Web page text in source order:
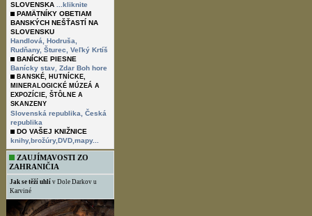
SLOVENSKA
...kliknite
PAMÄTNÍKY OBETIAM
BANSKÝCH NEŠŤASTÍ NA
SLOVENSKU
Handlová,
Hodruša,
Rudňany, Šturec,
Veľký Krtíš
BANÍCKE PIESNE
Banícky stav Zdar Boh hore
BANSKÉ, HUTNÍCKE,
MINERALOGICKÉ MÚZEÁ A
EXPOZÍCIE, ŠTÔLNE A
SKANZENY
Slovenská republika,
Česká
republika
DO VAŠEJ KNIŽNICE
knihy,brožúry,DVD,mapy...
ZAUJÍMAVOSTI ZO
ZAHRANIČIA
Jak se těží uhlí v Dole Darkov u
Karviné